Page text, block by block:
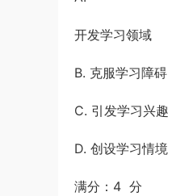
开发学习领域
B. 克服学习障碍
C. 引发学习兴趣
D. 创设学习情境
满分：4 分